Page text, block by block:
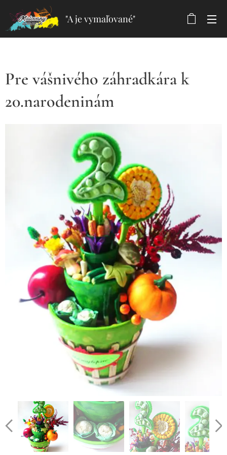
"A je vymaľované"
Pre vášnivého záhradkára k
20.narodeninám